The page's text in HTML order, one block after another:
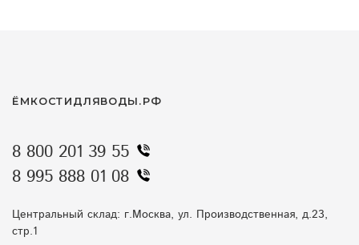
ЁМКОСТИДЛЯВОДЫ.РФ
8 800 201 39 55
8 995 888 01 08
Центральный склад: г.Москва, ул. Производственная, д.23,
стр.1